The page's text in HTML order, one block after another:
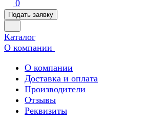
0
Подать заявку
Каталог
О компании
О компании
Доставка и оплата
Производители
Отзывы
Реквизиты